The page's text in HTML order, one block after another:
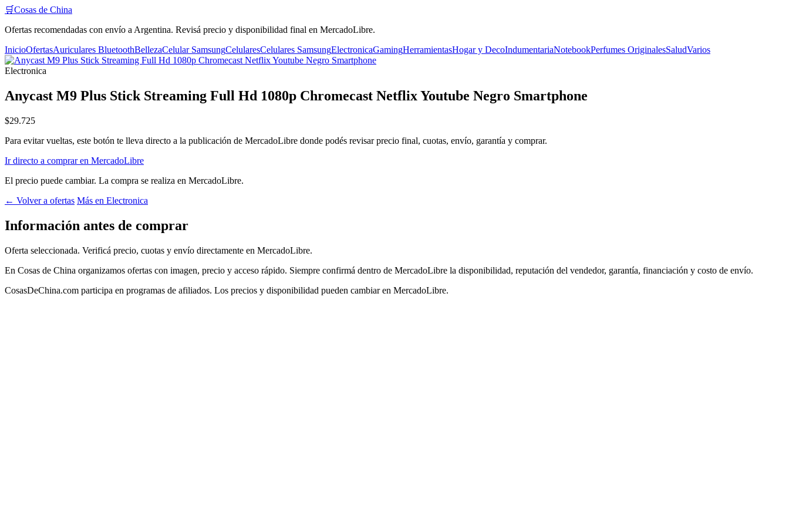
🛒Cosas de China
Ofertas recomendadas con envío a Argentina. Revisá precio y disponibilidad final en MercadoLibre.
InicioOfertasAuriculares BluetoothBellezaCelular SamsungCelularesCelulares SamsungElectronicaGamingHerramientasHogar y DecoIndumentariaNotebookPerfumes OriginalesSaludVarios
Electronica
Anycast M9 Plus Stick Streaming Full Hd 1080p Chromecast Netflix Youtube Negro Smartphone
$29.725
Para evitar vueltas, este botón te lleva directo a la publicación de MercadoLibre donde podés revisar precio final, cuotas, envío, garantía y comprar.
Ir directo a comprar en MercadoLibre
El precio puede cambiar. La compra se realiza en MercadoLibre.
← Volver a ofertas Más en Electronica
Información antes de comprar
Oferta seleccionada. Verificá precio, cuotas y envío directamente en MercadoLibre.
En Cosas de China organizamos ofertas con imagen, precio y acceso rápido. Siempre confirmá dentro de MercadoLibre la disponibilidad, reputación del vendedor, garantía, financiación y costo de envío.
CosasDeChina.com participa en programas de afiliados. Los precios y disponibilidad pueden cambiar en MercadoLibre.